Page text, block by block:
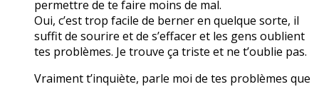
permettre de te faire moins de mal.
Oui, c’est trop facile de berner en quelque sorte, il
suffit de sourire et de s’effacer et les gens oublient
tes problèmes. Je trouve ça triste et ne t’oublie pas.
Vraiment t’inquiète, parle moi de tes problèmes que